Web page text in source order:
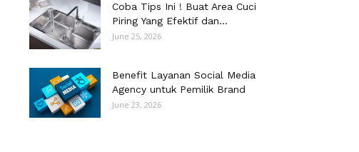
Coba Tips Ini ! Buat Area Cuci
Piring Yang Efektif dan...
June 25, 2026
Benefit Layanan Social Media
Agency untuk Pemilik Brand
June 23, 2026